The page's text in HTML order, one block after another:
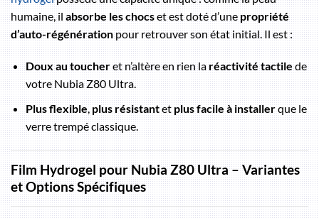
humaine, ilabsorbe les chocset est doté d’unepropriété
d’auto-régénérationpour retrouver son état initial. Il est :
Doux au toucheret n’altère en rien laréactivité tactilede
votre Nubia Z80 Ultra.
Plus flexible,plus résistantetplus facile à installerque le
verre trempé classique.
Film Hydrogel pour Nubia Z80 Ultra – Variantes
et Options Spécifiques